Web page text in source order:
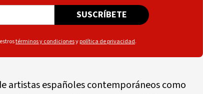
SUSCRÍBETE
términos y condicionesypolítica de privacidad.
artistas españoles contemporáneos como